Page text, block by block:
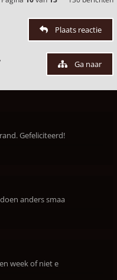
Plaats reactie
Ga naar
Gefeliciteerd!
anders smaa
week of niet e